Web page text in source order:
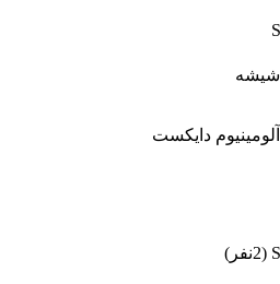
شيشه
آلومينيوم دايکست
(2نفر)